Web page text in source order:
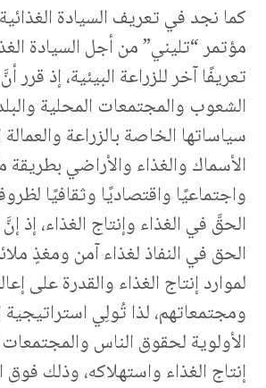
كما نجد في تعريف السيادة
تعريفًا آخر للزراعة البيئية، إذ
الشعوب والمجتمعات المحلية
سياساتها الخاصة بالزراعة
الأسماك والغذاء والأراضي بطريقة
واجتماعيًا واقتصاديًا وثقافيًا
الحقَّ في الغذاء وإنتاج الغذاء، إذ
الحق في النفاذ لغذاء آمن ومغذٍ
لموارد إنتاج الغذاء والقدرة على
ومجتمعاتهم، لذا تُولِي استراتيجية
الأولوية لحقوق الناس
إنتاج الغذاء واستهلاكه، وذلك فوق